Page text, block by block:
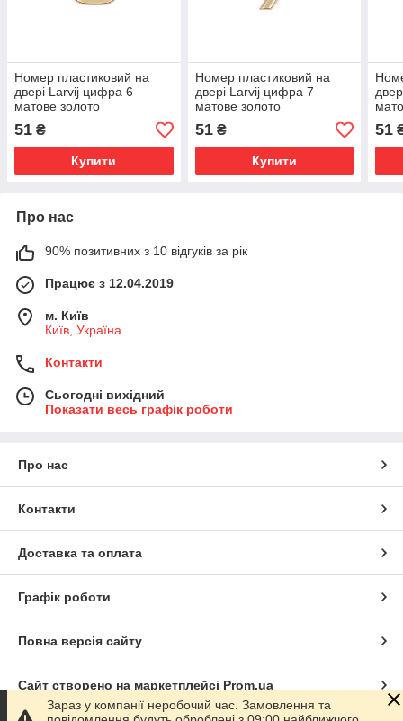
Номер пластиковий на
двері Larvij цифра 6
матове золото
51 ₴
Купити
Номер пластиковий на
двері Larvij цифра 7
матове золото
51₴
Купити
51
Про нас
90% позитивних з 10 відгуків за рік
Працює з 12.04.2019
м. Київ
Київ, Україна
Контакти
Сьогодні вихідний
Показати весь графік роботи
Про нас
Контакти
Доставка та оплата
Графік роботи
Повна версія сайту
Сайт створено на маркетплейсі Prom.ua
Зараз у компанії неробочий час. Замовлення та